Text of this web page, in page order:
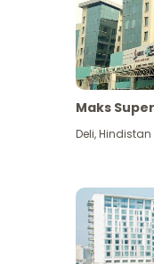
Maks
Deli,Hindistan